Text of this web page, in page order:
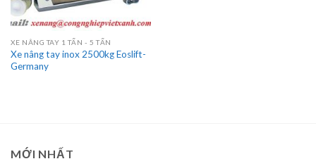
XE NÂNG TAY 1 TẤN - 5 TẤN
Xe nâng tay inox 2500kg Eoslift-
Germany
MỚI NHẤT